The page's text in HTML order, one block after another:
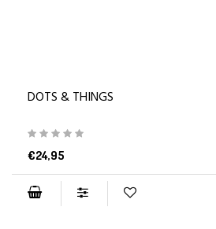
DOTS & THINGS
€24,95